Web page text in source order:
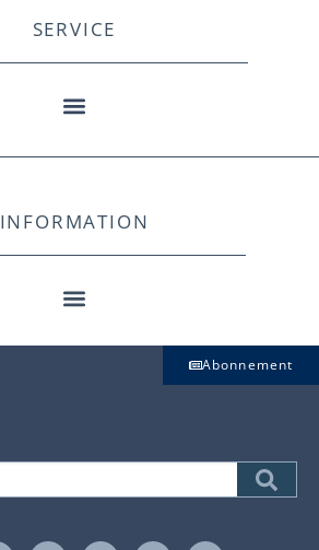
SERVICE
INFORMATION
Abonnement